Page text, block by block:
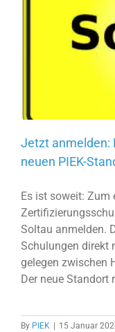
Jetzt anmelden:
neuen PIEK-
Es ist soweit: Zum
Soltau anmelden.
Schulungen direkt
gelegen zwischen
Der neue Standort
By PIEK | 15 Januar